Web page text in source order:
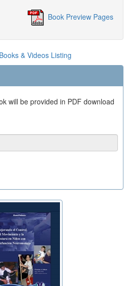
Book Preview Pages
& Videos Listing
will be provided in PDF download